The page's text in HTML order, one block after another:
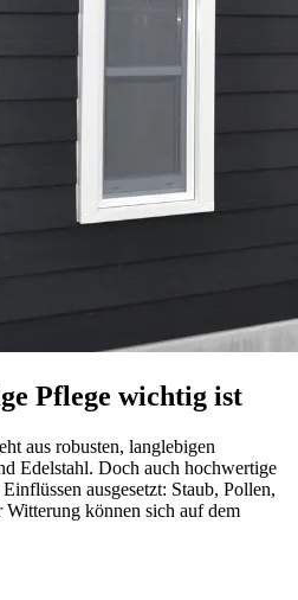
Pflege wichtig ist
aus robusten, langlebigen
Edelstahl. Doch auch hochwertige
ausgesetzt: Staub, Pollen,
können sich auf dem